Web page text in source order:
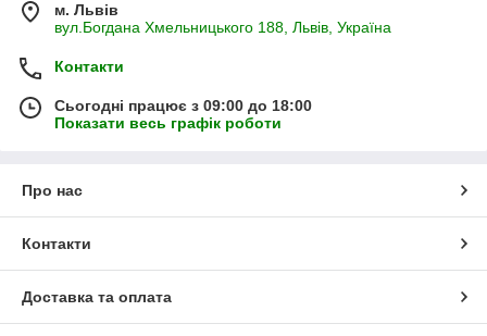
м. Львів
вул.Богдана Хмельницького 188, Львів, Україна
Контакти
Сьогодні працює з 09:00 до 18:00
Показати весь графік роботи
Про нас
Контакти
Доставка та оплата